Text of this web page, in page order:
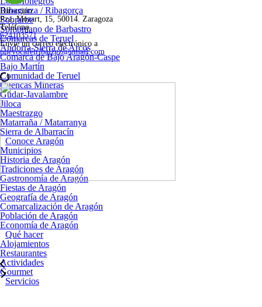
Ribagorza / Ribagorça
Sobrarbe
Somontano de Barbastro
Comarcas de Teruel
Andorra-Sierra de Arcos
Comarca de Bajo Aragón-Caspe
Bajo Martín
Comunidad de Teruel
Cuencas Mineras
Gúdar-Javalambre
Jiloca
Maestrazgo
Matarraña / Matarranya
Sierra de Albarracín
Conoce Aragón
Municipios
Historia de Aragón
Tradiciones de Aragón
Gastronomía de Aragón
Fiestas de Aragón
Geografía de Aragón
Comarcalización de Aragón
Población de Aragón
Economía de Aragón
Qué hacer
Alojamientos
Restaurantes
Actividades
Gourmet
Servicios
Dirección
Pza. Mozart, 15, 50014. Zaragoza
Teléfono
624103571
Envíe un correo electrónico a
nuevocafetribalzgz@gmail.com